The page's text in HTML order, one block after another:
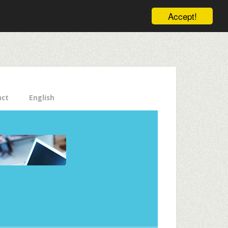
Accept!
English